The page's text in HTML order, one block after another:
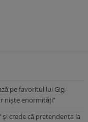
pe favoritul lui Gigi
niște enormități”
crede că pretendenta la